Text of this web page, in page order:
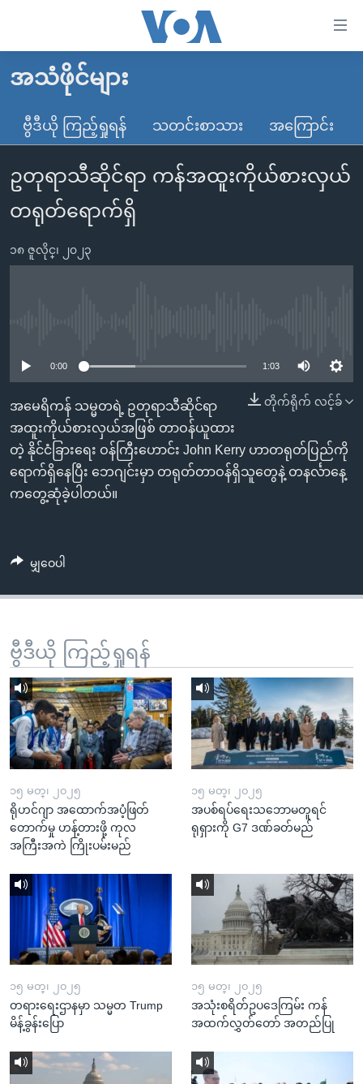
လွယ်ကူ
သည့်
များ
ပင်မ
သို့
စာမျက်နှာ
သို့
ကျော်
ကြည့်
ရန်
နေရာ
မူလစာမျက်နှာ
မြန်မာ
ကမ္ဘာ့သတင်းများ
နိုင်ငံတကာ
အမေရိကန်
အစ္စရေး-ပါလက်စတိုင်း
ဗွီဒီယို
သတင်းလွတ်လပ်ခွင့်
ရပ်ဝန်းတခု လမ်းတခု အလွန်
အင်္ဂလိပ်စာလေ့လာမယ်
ဗွီအိုအေ လူမှုကွန်ယက်များ
အသံဖိုင်များ
ဗွီဒီယို ကြည့်ရှုရန် သတင်းစာသား အကြောင်း
ဥတုရာသီဆိုင်ရာ ကန်အထူးကိုယ်စားလှယ်
တရုတ်ရောက်ရှိ
၁၈ ဇူလိုင္၊ ၂၀၂၃
0:00 1:03
တိုက်ရိုက် လင့်ခ်
အမေရိကန် သမ္မတရဲ့ ဥတုရာသီဆိုင်ရာ
အထူးကိုယ်စားလှယ်အဖြစ် တာဝန်ယူထား
တဲ့ နိုင်ငံခြားရေး ဝန်ကြီးဟောင်း John Kerry ဟာတရုတ်ပြည်ကို
ရောက်ရှိနေပြီး ဘေဂျင်းမှာ တရုတ်တာဝန်ရှိသူတွေနဲ့ တနင်္လာနေ့
ကတွေ့ဆုံခဲ့ပါတယ်။
မျှဝေပါ
ဗွီဒီယို ကြည့်ရှုရန်
၁၅ မတ္၊ ၂၀၂၅
ရိုဟင်ဂျာ အထောက်အပံ့ဖြတ်
တောက်မှု ဟန့်တားဖို့ ကုလ
အကြီးအကဲ ကြိုးပမ်းမည်
၁၅ မတ္၊ ၂၀၂၅
အပစ်ရပ်ရေးသဘောမတူရင်
ရုရှားကို G7 ဒဏ်ခတ်မည်
၁၅ မတ္၊ ၂၀၂၅
တရားရေးဌာနမှာ သမ္မတ Trump
မိန့်ခွန်းပြော
၁၅ မတ္၊ ၂၀၂၅
အသုံးစရိတ်ဥပဒေကြမ်း ကန်
အထက်လွှတ်တော် အတည်ပြု